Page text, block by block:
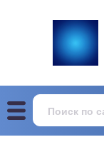
сустав